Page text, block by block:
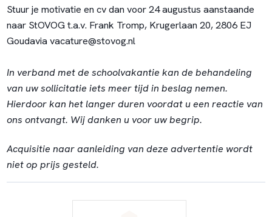
Stuur je motivatie en cv dan voor 24 augustus aanstaande
naar StOVOG t.a.v. Frank Tromp, Krugerlaan 20, 2806 EJ
Goudavia vacature@stovog.nl
In verband met de schoolvakantie kan de behandeling
van uw sollicitatie iets meer tijd in beslag nemen.
Hierdoor kan het langer duren voordat u een reactie van
ons ontvangt. Wij danken u voor uw begrip.
Acquisitie naar aanleiding van deze advertentie wordt
niet op prijs gesteld.